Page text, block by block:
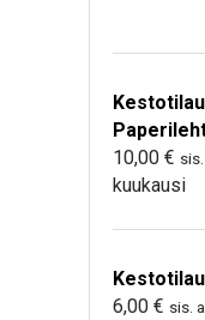
10,00 €
kuukausi
6,00 € sis.